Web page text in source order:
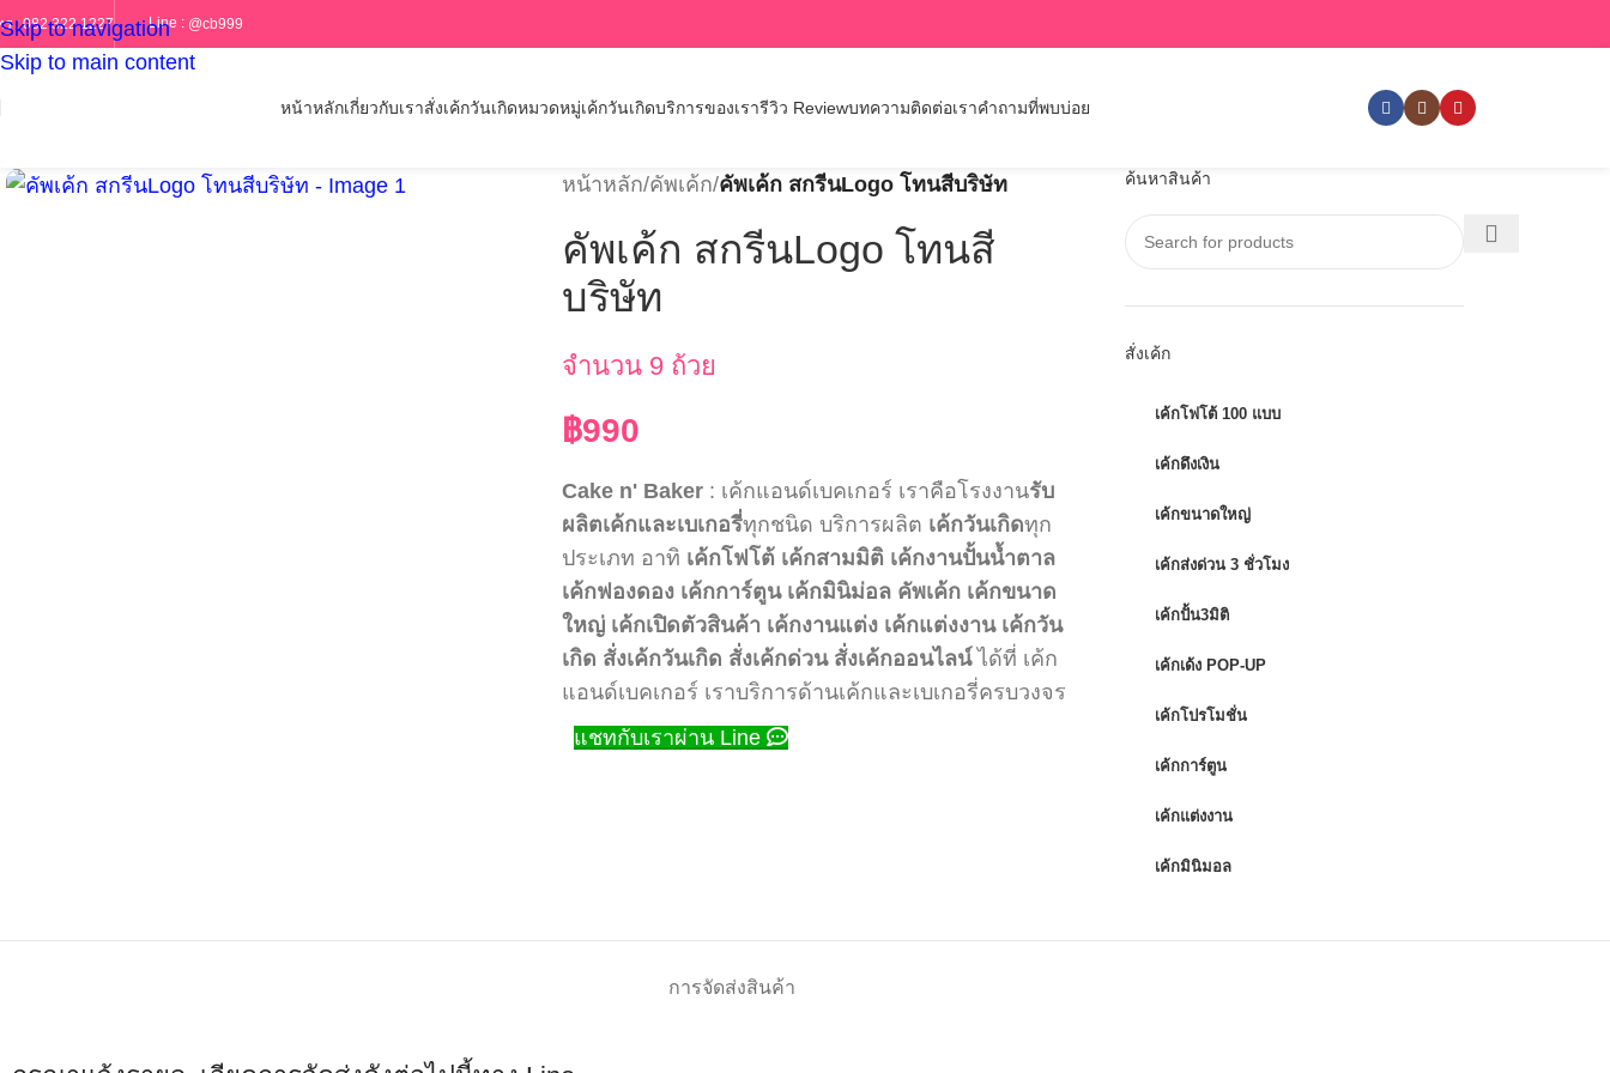
Skip to navigation
Skip to main content
ร : 082 322 1227 Line : @cb999
หน้าหลักเกี่ยวกับเราสั่งเค้กวันเกิดหมวดหมู่เค้กวันเกิดบริการของเรารีวิว Reviewบทความติดต่อเราคำถามที่พบบ่อย
หน้าหลัก/คัพเค้ก/คัพเค้ก สกรีนLogo โทนสีบริษัท
คัพเค้ก สกรีนLogo โทนสี
บริษัท
จำนวน 9 ถ้วย
฿990
Cake n' Baker : เค้กแอนด์เบคเกอร์ เราคือโรงงานรับ
ผลิตเค้กและเบเกอรี่ทุกชนิด บริการผลิต เค้กวันเกิดทุก
ประเภท อาทิ เค้กโฟโต้ เค้กสามมิติ เค้กงานปั้นน้ำตาล
เค้กฟองดอง เค้กการ์ตูน เค้กมินิม่อล คัพเค้ก เค้กขนาด
ใหญ่ เค้กเปิดตัวสินค้า เค้กงานแต่ง เค้กแต่งงาน เค้กวัน
เกิด สั่งเค้กวันเกิด สั่งเค้กด่วน สั่งเค้กออนไลน์ได้ที่ เค้ก
แอนด์เบคเกอร์ เราบริการด้านเค้กและเบเกอรี่ครบวงจร
แชทกับเราผ่าน Line
ค้นหาสินค้า
สั่งเค้ก
เค้กโฟโต้ 100 แบบ
เค้กดึงเงิน
เค้กขนาดใหญ่
เค้กส่งด่วน 3 ชั่วโมง
เค้กปั้น3มิติ
เค้กเด้ง POP-UP
เค้กโปรโมชั่น
เค้กการ์ตูน
เค้กแต่งงาน
เค้กมินิมอล
การจัดส่งสินค้า